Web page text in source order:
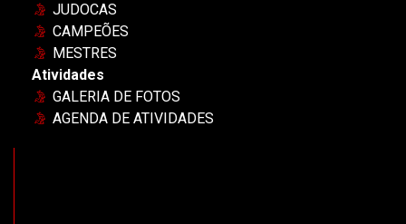
JUDOCAS
CAMPEÕES
MESTRES
Atividades
GALERIA DE FOTOS
AGENDA DE ATIVIDADES